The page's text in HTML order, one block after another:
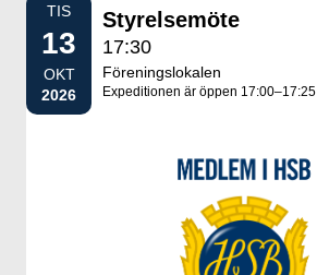
TIS
13
OKT
2026
Styrelsemöte
17:30
Föreningslokalen
Expeditionen är öppen 17:00–17:25